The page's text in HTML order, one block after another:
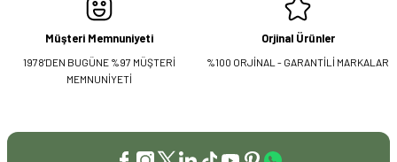
Müşteri Memnuniyeti
1978'DEN BUGÜNE %97 MÜŞTERİ
MEMNUNİYETİ
Orjinal Ürünler
%100 ORJİNAL - GARANTİLİ MARKALAR